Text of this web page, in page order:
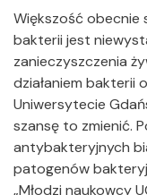
Większość obecnie
bakterii jest
zanieczyszczenia
działaniem bakterii
Uniwersytecie
szansę to zmienić.
antybakteryjnych
patogenów
„Młodzi naukowcy